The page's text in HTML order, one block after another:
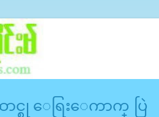
င္စု ေရြးေကာက္ ပြဲ